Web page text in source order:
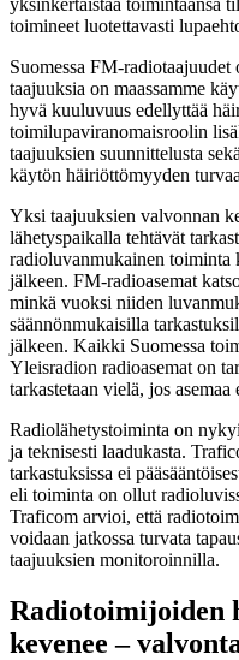
toimineet luotettavasti
Suomessa FM-radiotaajuudet
taajuuksia on maassamme
hyvä kuuluvuus edellyttää
toimilupaviranomaisroolin
taajuuksien suunnittelusta
käytön häiriöttömyyden
Yksi taajuuksien valvonnan
lähetyspaikalla tehtävät
radioluvanmukainen toiminta
jälkeen. FM-radioasemat
minkä vuoksi niiden
säännönmukaisilla
jälkeen. Kaikki Suomessa
Yleisradion radioasemat on
tarkastetaan vielä, jos
Radiolähetystoiminta on
ja teknisesti laadukasta.
tarkastuksissa ei
eli toiminta on ollut
Traficom arvioi, että
voidaan jatkossa turvata
taajuuksien monitoroinnilla.
Radiotoimijoiden
kevenee –